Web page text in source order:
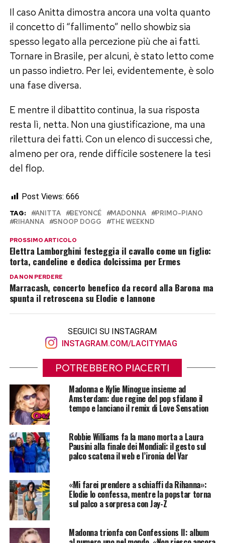
Il caso Anitta dimostra ancora una volta quanto
il concetto di “fallimento” nello showbiz sia
spesso legato alla percezione più che ai fatti.
Tornare in Brasile, per alcuni, è stato letto come
un passo indietro. Per lei, evidentemente, è solo
una fase diversa.
E mentre il dibattito continua, la sua risposta
resta lì, netta. Non una giustificazione, ma una
rilettura dei fatti. Con un elenco di successi che,
almeno per ora, rende difficile sostenere la tesi
del flop.
Post Views: 666
TAG: ANITTA BEYONCÉ MADONNA
PRIMO-PIANO
RIHANNA
SNOOP DOGG THE WEEKND
PROSSIMO ARTICOLO
Elettra Lamborghini festeggia il cavallo come un figlio:
torta, candeline e dedica dolcissima per Ermes
DA NON PERDERE
Marracash, concerto benefico da record alla Barona ma
spunta il retroscena su Elodie e Iannone
SEGUICI SU INSTAGRAM
INSTAGRAM.COM/LACITYMAG
POTREBBERO PIACERTI
Madonna e Kylie Minogue insieme ad
Amsterdam: due regine del pop sfidano il
tempo e lanciano il remix di Love Sensation
Robbie Williams fa la mano morta a Laura
Pausini alla finale dei Mondiali: il gesto sul
palco scatena il web e l’ironia del Var
«Mi farei prendere a schiaffi da Rihanna»:
Elodie lo confessa, mentre la popstar torna
sul palco a sorpresa con Jay-Z
Madonna trionfa con Confessions II: album